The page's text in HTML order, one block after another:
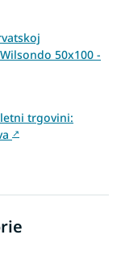
50x100 -
trgovini:
↗